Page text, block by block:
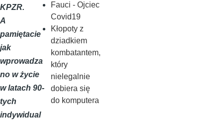
KPZR.
A
pamiętacie
jak
wprowadza
no w życie
w latach 90-
tych
indywidual
Fauci - Ojciec
Covid19
Kłopoty z
dziadkiem
kombatantem,
który
nielegalnie
dobiera się
do komputera